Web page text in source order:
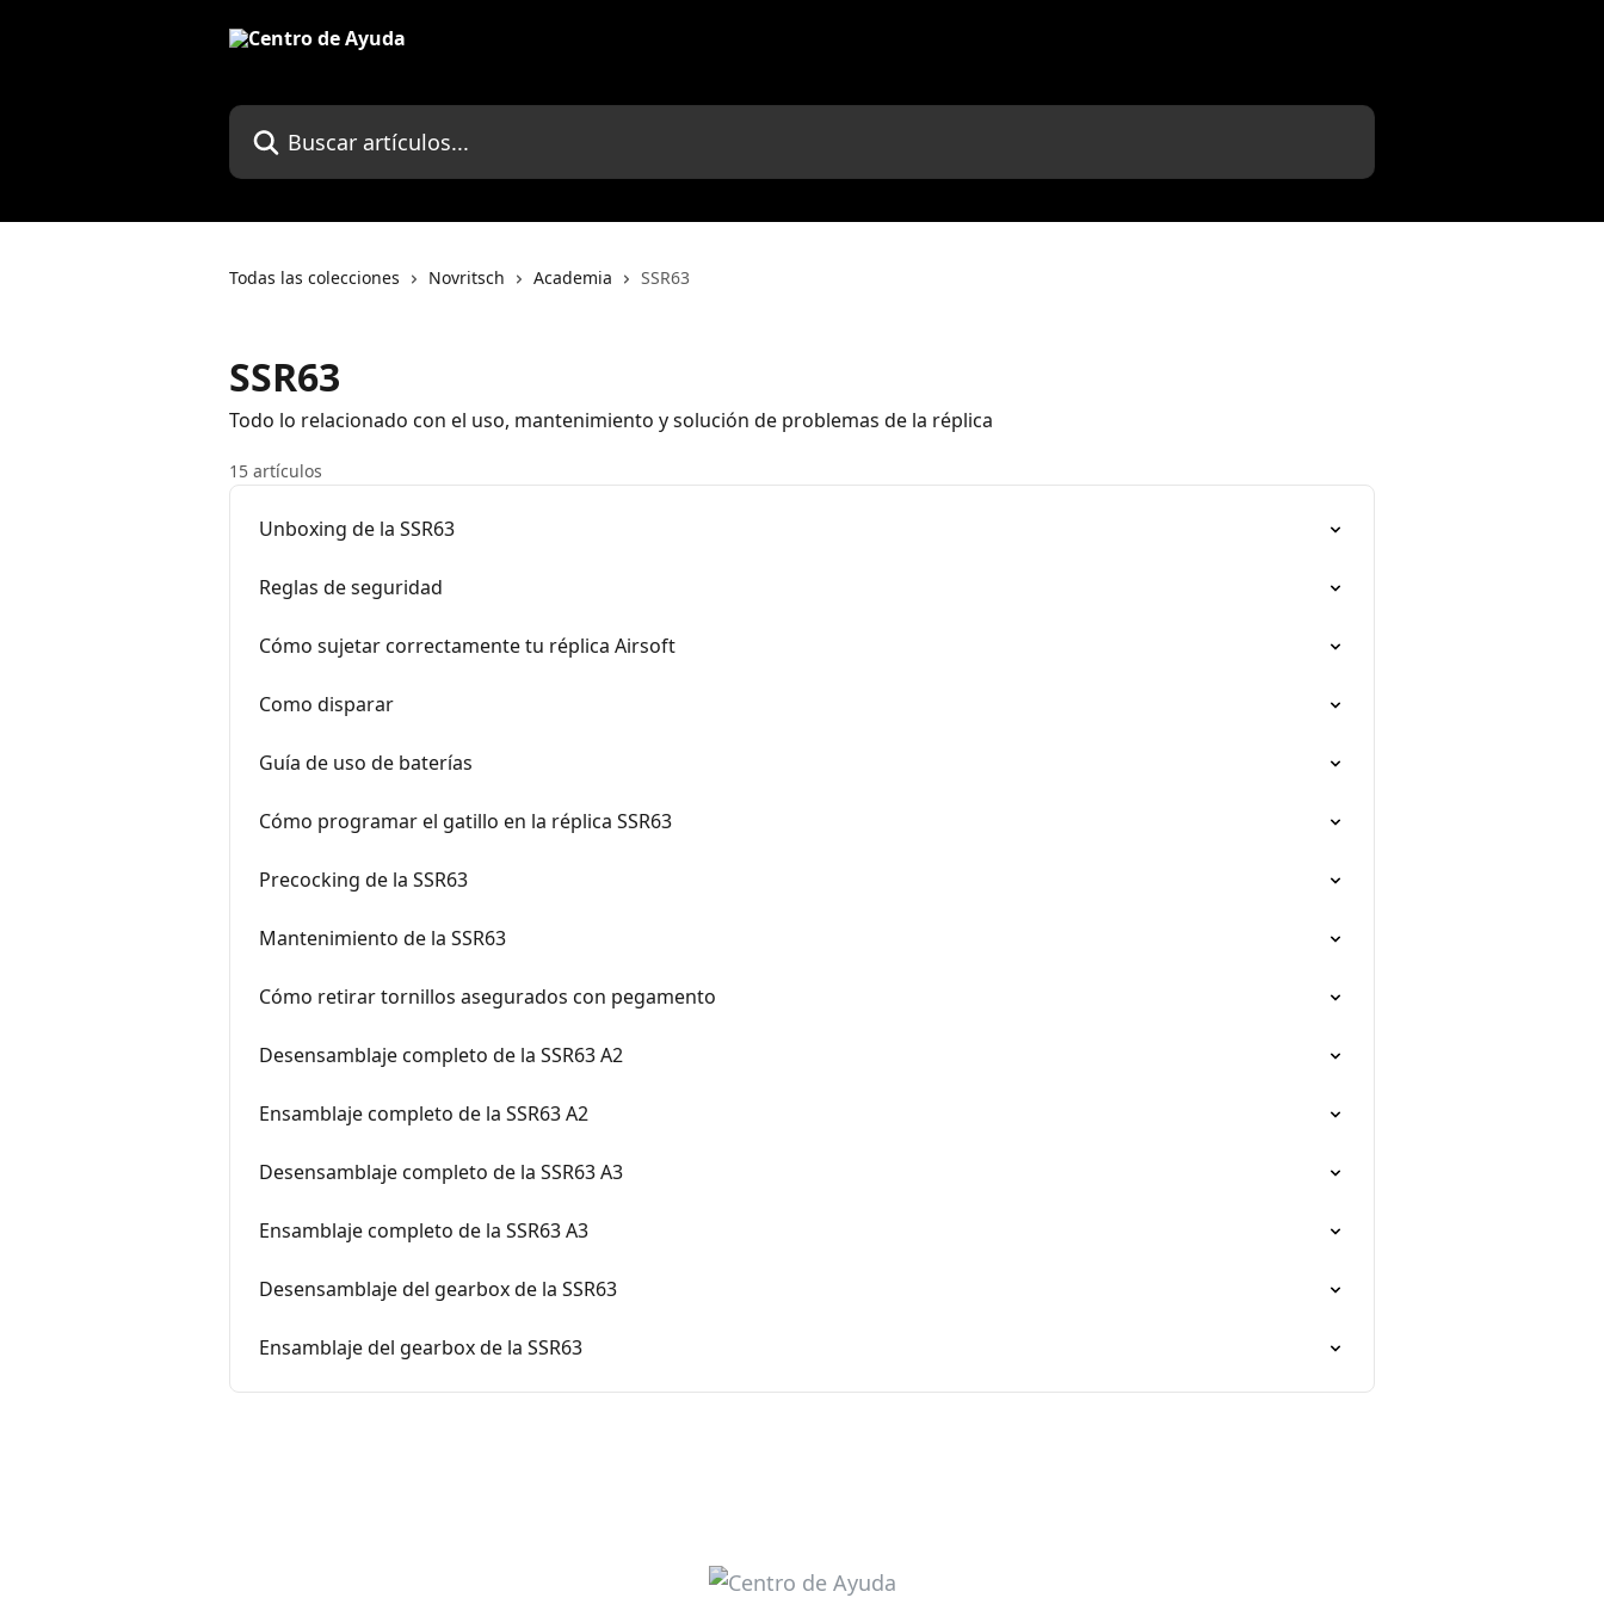
Buscar artículos...
Todas las colecciones Novritsch Academia SSR63
SSR63
Todo lo relacionado con el uso, mantenimiento y solución de problemas de la réplica
15 artículos
Unboxing de la SSR63
Reglas de seguridad
Cómo sujetar correctamente tu réplica Airsoft
Como disparar
Guía de uso de baterías
Cómo programar el gatillo en la réplica SSR63
Precocking de la SSR63
Mantenimiento de la SSR63
Cómo retirar tornillos asegurados con pegamento
Desensamblaje completo de la SSR63 A2
Ensamblaje completo de la SSR63 A2
Desensamblaje completo de la SSR63 A3
Ensamblaje completo de la SSR63 A3
Desensamblaje del gearbox de la SSR63
Ensamblaje del gearbox de la SSR63